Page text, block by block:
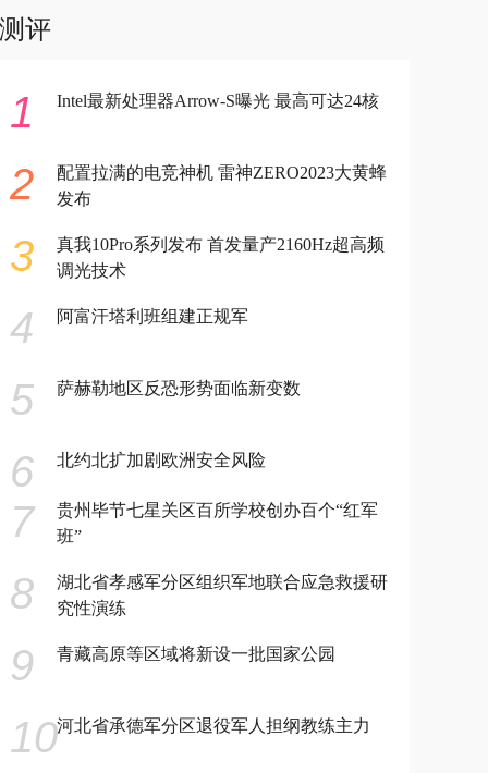
测评
1 Intel最新处理器Arrow-S曝光 最高可达24核
2
配置拉满的电竞神机 雷神ZERO2023大黄蜂
发布
3
真我10Pro系列发布 首发量产2160Hz超高频
调光技术
4 阿富汗塔利班组建正规军
5 萨赫勒地区反恐形势面临新变数
6 北约北扩加剧欧洲安全风险
7
贵州毕节七星关区百所学校创办百个“红军
班”
8
湖北省孝感军分区组织军地联合应急救援研
究性演练
9 青藏高原等区域将新设一批国家公园
10河北省承德军分区退役军人担纲教练主力